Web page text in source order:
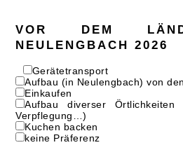
VOR DEM
NEULENGBACH 2026
Gerätetransport
Aufbau (in Neulengbach) von
Einkaufen
Aufbau diverser Örtlichkeiten
Verpflegung…)
Kuchen backen
keine Präferenz